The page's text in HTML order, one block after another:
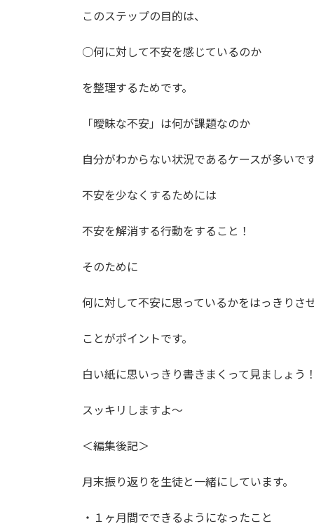
このステップの目的は、
○何に対して不安を感じているのか
を整理するためです。
「曖昧な不安」は何が課題なのか
自分がわからない状況であるケースが多いです
不安を少なくするためには
不安を解消する行動をすること！
そのために
何に対して不安に思っているかをはっきりさ
ことがポイントです。
白い紙に思いっきり書きまくって見ましょう！
スッキリしますよ〜
＜編集後記＞
月末振り返りを生徒と一緒にしています。
・１ヶ月間でできるようになったこと